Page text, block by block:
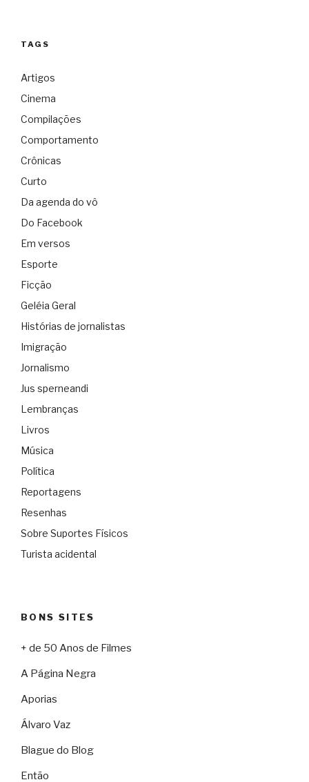
TAGS
Artigos
Cinema
Compilações
Comportamento
Crônicas
Curto
Da agenda do vô
Do Facebook
Em versos
Esporte
Ficção
Geléia Geral
Histórias de jornalistas
Imigração
Jornalismo
Jus sperneandi
Lembranças
Livros
Música
Política
Reportagens
Resenhas
Sobre Suportes Físicos
Turista acidental
BONS SITES
+ de 50 Anos de Filmes
A Página Negra
Aporias
Álvaro Vaz
Blague do Blog
Então